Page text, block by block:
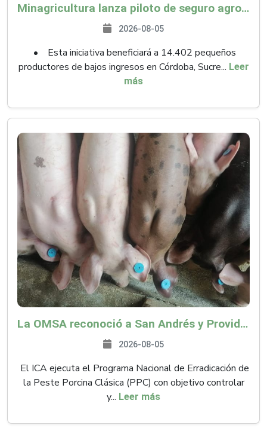
Minagricultura lanza piloto de seguro agropecuario por $9.625 millones para proteger a más de 14.000 pequeños productores contra riesgos del Fenómeno de El Niño
2026-08-05
• Esta iniciativa beneficiará a 14.402 pequeños
productores de bajos ingresos en Córdoba, Sucre... Leer
más
La OMSA reconoció a San Andrés y Providencia como zona libre de Peste Porcina Clásica (PPC)
2026-08-05
El ICA ejecuta el Programa Nacional de Erradicación de
la Peste Porcina Clásica (PPC) con objetivo controlar
y... Leer más